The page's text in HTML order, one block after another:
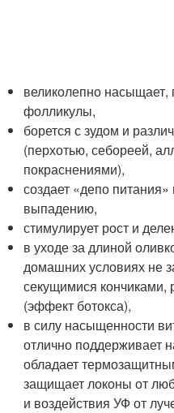
великолепно насыщает,
фолликулы,
борется с зудом и
(перхотью, себореей,
покраснениями),
создает «депо питания»
выпадению,
стимулирует рост и
в уходе за длиной
домашних условиях не
секущимися кончиками,
(эффект ботокса),
в силу насыщенности
отлично поддерживает
обладает
защищает локоны от
и воздействия УФ от